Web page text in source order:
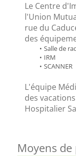
Le Centre
l'Union
rue du
des
Salle de
IRM
SCANNER
L'équipe
des
Hospitalier
Moyens